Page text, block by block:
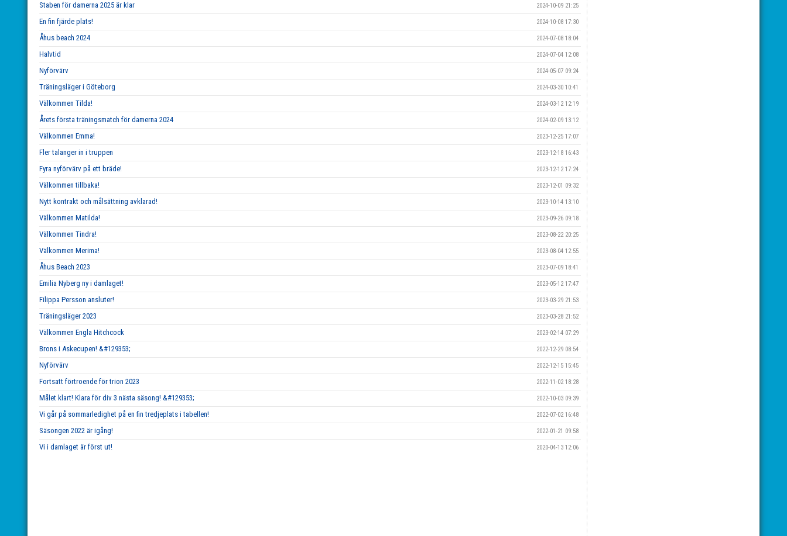
Staben för damerna 2025 är klar 2024-10-09 21:25
En fin fjärde plats! 2024-10-08 17:30
Åhus beach 2024 2024-07-08 18:04
Halvtid 2024-07-04 12:08
Nyförvärv 2024-05-07 09:24
Träningsläger i Göteborg 2024-03-30 10:41
Välkommen Tilda! 2024-03-12 12:19
Årets första träningsmatch för damerna 2024 2024-02-09 13:12
Välkommen Emma! 2023-12-25 17:07
Fler talanger in i truppen 2023-12-18 16:43
Fyra nyförvärv på ett bräde! 2023-12-12 17:24
Välkommen tillbaka! 2023-12-01 09:32
Nytt kontrakt och målsättning avklarad! 2023-10-14 13:10
Välkommen Matilda! 2023-09-26 09:18
Välkommen Tindra! 2023-08-22 20:25
Välkommen Merima! 2023-08-04 12:55
Åhus Beach 2023 2023-07-09 18:41
Emilia Nyberg ny i damlaget! 2023-05-12 17:47
Filippa Persson ansluter! 2023-03-29 21:53
Träningsläger 2023 2023-03-28 21:52
Välkommen Engla Hitchcock 2023-02-14 07:29
Brons i Askecupen! &#129353; 2022-12-29 08:54
Nyförvärv 2022-12-15 15:45
Fortsatt förtroende för trion 2023 2022-11-02 18:28
Målet klart! Klara för div 3 nästa säsong! &#129353; 2022-10-03 09:39
Vi går på sommarledighet på en fin tredjeplats i tabellen! 2022-07-02 16:48
Säsongen 2022 är igång! 2022-01-21 09:58
Vi i damlaget är först ut! 2020-04-13 12:06